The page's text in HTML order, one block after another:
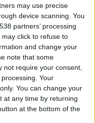
may use precise
device scanning. You
partners’ processing
click to refuse to
and change your
note that some
not require your consent,
Your
You can change your
at any time by returning
at the bottom of the
recevront l’OL le 3
sera à suivre sur
17
journée
Ligue 1+
beIN SPORTS 1